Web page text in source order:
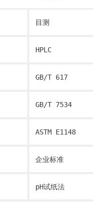
目测
HPLC
GB/T 617
GB/T 7534
ASTM E1148
企业标准
pH试纸法